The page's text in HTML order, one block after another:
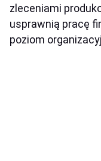
zleceniami
usprawnią pracę
poziom